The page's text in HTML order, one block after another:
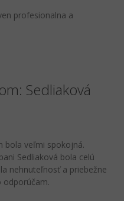
profesionalna a
Sedliaková
bola veľmi spokojná.
Sedliaková bola celú
nehnuteľnosť a priebežne
odporúčam.